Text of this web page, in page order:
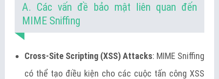
A. Các vấn đề bảo mật liên quan đến
MIME Sniffing
Cross-Site Scripting (XSS) Attacks: MIME Sniffing
có thể tạo điều kiện cho các cuộc tấn công XSS